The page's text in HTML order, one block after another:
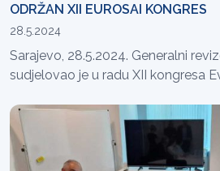
ODRŽAN XII EUROSAI KONGRES
28.5.2024
Sarajevo, 28.5.2024. Generalni
sudjelovao je u radu XII kongresa